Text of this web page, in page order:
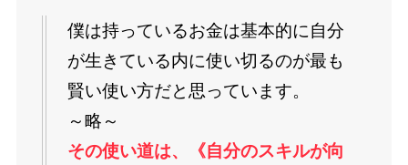
僕は持っているお金は基本的に自分
が生きている内に使い切るのが最も
賢い使い方だと思っています。
～略～
その使い道は、《自分のスキルが向